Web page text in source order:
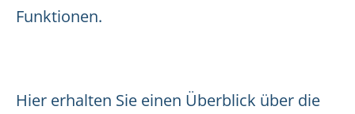
Funktionen.
Hier erhalten Sie einen Überblick über die